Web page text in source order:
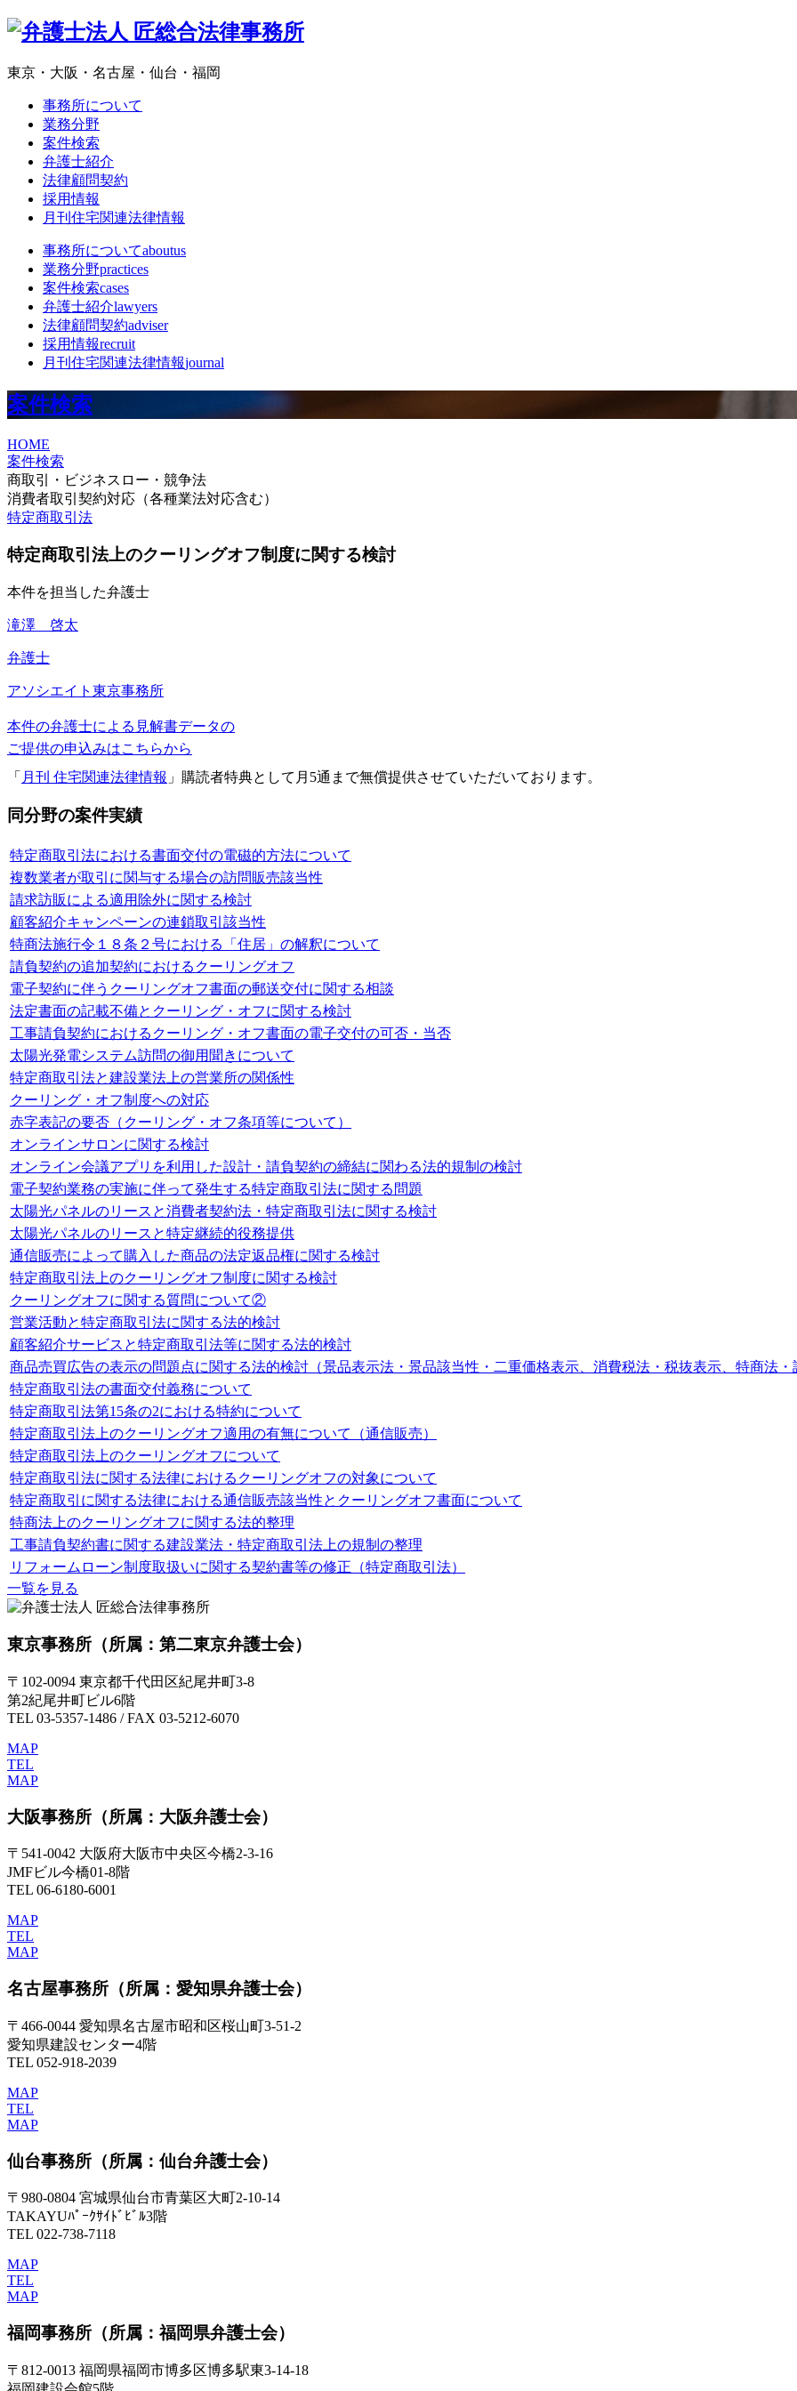
東京・大阪・名古屋・仙台・福岡
事務所について
業務分野
案件検索
弁護士紹介
法律顧問契約
採用情報
月刊住宅関連法律情報
事務所についてaboutus
業務分野practices
案件検索cases
弁護士紹介lawyers
法律顧問契約adviser
採用情報recruit
月刊住宅関連法律情報journal
案件検索
HOME
案件検索
商取引・ビジネスロー・競争法
消費者取引契約対応（各種業法対応含む）
特定商取引法
特定商取引法上のクーリングオフ制度に関する検討
本件を担当した弁護士
滝澤 啓太
弁護士
アソシエイト 東京事務所
本件の弁護士による見解書データの
ご提供の申込みはこちらから
「 月刊 住宅関連法律情報 」購読者特典として月5通まで無償提供させていただいております。
同分野の案件実績
特定商取引法における書面交付の電磁的方法について
複数業者が取引に関与する場合の訪問販売該当性
請求訪販による適用除外に関する検討
顧客紹介キャンペーンの連鎖取引該当性
特商法施行令１８条２号における「住居」の解釈について
請負契約の追加契約におけるクーリングオフ
電子契約に伴うクーリングオフ書面の郵送交付に関する相談
法定書面の記載不備とクーリング・オフに関する検討
工事請負契約におけるクーリング・オフ書面の電子交付の可否・当否
太陽光発電システム訪問の御用聞きについて
特定商取引法と建設業法上の営業所の関係性
クーリング・オフ制度への対応
赤字表記の要否（クーリング・オフ条項等について）
オンラインサロンに関する検討
オンライン会議アプリを利用した設計・請負契約の締結に関わる法的規制の検討
電子契約業務の実施に伴って発生する特定商取引法に関する問題
太陽光パネルのリースと消費者契約法・特定商取引法に関する検討
太陽光パネルのリースと特定継続的役務提供
通信販売によって購入した商品の法定返品権に関する検討
特定商取引法上のクーリングオフ制度に関する検討
クーリングオフに関する質問について②
営業活動と特定商取引法に関する法的検討
顧客紹介サービスと特定商取引法等に関する法的検討
商品売買広告の表示の問題点に関する法的検討（景品表示法・景品該当性・二重価格表示、消費税法・税抜表示、特商法・
特定商取引法の書面交付義務について
特定商取引法第15条の2における特約について
特定商取引法上のクーリングオフ適用の有無について（通信販売）
特定商取引法上のクーリングオフについて
特定商取引法に関する法律におけるクーリングオフの対象について
特定商取引に関する法律における通信販売該当性とクーリングオフ書面について
特商法上のクーリングオフに関する法的整理
工事請負契約書に関する建設業法・特定商取引法上の規制の整理
リフォームローン制度取扱いに関する契約書等の修正（特定商取引法）
一覧を見る
東京事務所 （所属：第二東京弁護士会）
〒102-0094 東京都千代田区紀尾井町3-8
第2紀尾井町ビル6階
TEL 03-5357-1486 / FAX 03-5212-6070
MAP
TEL
MAP
大阪事務所 （所属：大阪弁護士会）
〒541-0042 大阪府大阪市中央区今橋2-3-16
JMFビル今橋01-8階
TEL 06-6180-6001
MAP
TEL
MAP
名古屋事務所 （所属：愛知県弁護士会）
〒466-0044 愛知県名古屋市昭和区桜山町3-51-2
愛知県建設センター4階
TEL 052-918-2039
MAP
TEL
MAP
仙台事務所 （所属：仙台弁護士会）
〒980-0804 宮城県仙台市青葉区大町2-10-14
TAKAYUﾊﾟｰｸｻｲﾄﾞﾋﾞﾙ3階
TEL 022-738-7118
MAP
TEL
MAP
福岡事務所 （所属：福岡県弁護士会）
〒812-0013 福岡県福岡市博多区博多駅東3-14-18